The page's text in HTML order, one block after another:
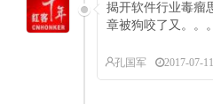
揭开软件行业毒瘤
章被狗咬了又。。。
孔国军 2017-07-